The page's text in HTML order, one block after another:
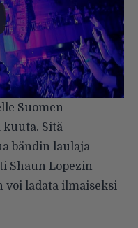
Suomen-
kuuta. Sitä
bändin laulaja
Shaun Lopezin
voi ladata ilmaiseksi